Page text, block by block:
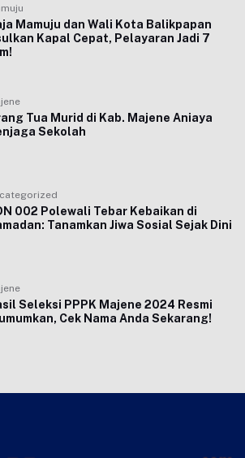
Mamuju dan Wali Kota Balikpapan
Kapal Cepat, Pelayaran Jadi 7
Tua Murid di Kab. Majene Aniaya
Sekolah
002 Polewali Tebar Kebaikan di
Tanamkan Jiwa Sosial Sejak Dini
Seleksi PPPK Majene 2024 Resmi
Cek Nama Anda Sekarang!